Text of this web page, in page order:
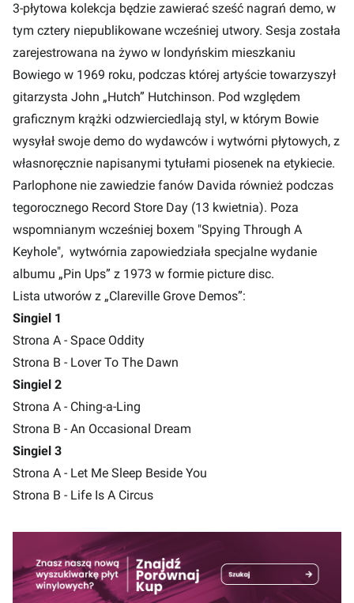
3-płytowa kolekcja będzie zawierać sześć nagrań demo, w
tym cztery niepublikowane wcześniej utwory. Sesja została
zarejestrowana na żywo w londyńskim mieszkaniu
Bowiego w 1969 roku, podczas której artyście towarzyszył
gitarzysta John „Hutch” Hutchinson. Pod względem
graficznym krążki odzwierciedlają styl, w którym Bowie
wysyłał swoje demo do wydawców i wytwórni płytowych, z
własnoręcznie napisanymi tytułami piosenek na etykiecie.
Parlophone nie zawiedzie fanów Davida również podczas
tegorocznego Record Store Day (13 kwietnia). Poza
wspomnianym wcześniej boxem "Spying Through A
Keyhole", wytwórnia zapowiedziała specjalne wydanie
albumu „Pin Ups” z 1973 w formie picture disc.
Lista utworów z „Clareville Grove Demos”:
Singiel 1
Strona A - Space Oddity
Strona B - Lover To The Dawn
Singiel 2
Strona A - Ching-a-Ling
Strona B - An Occasional Dream
Singiel 3
Strona A - Let Me Sleep Beside You
Strona B - Life Is A Circus